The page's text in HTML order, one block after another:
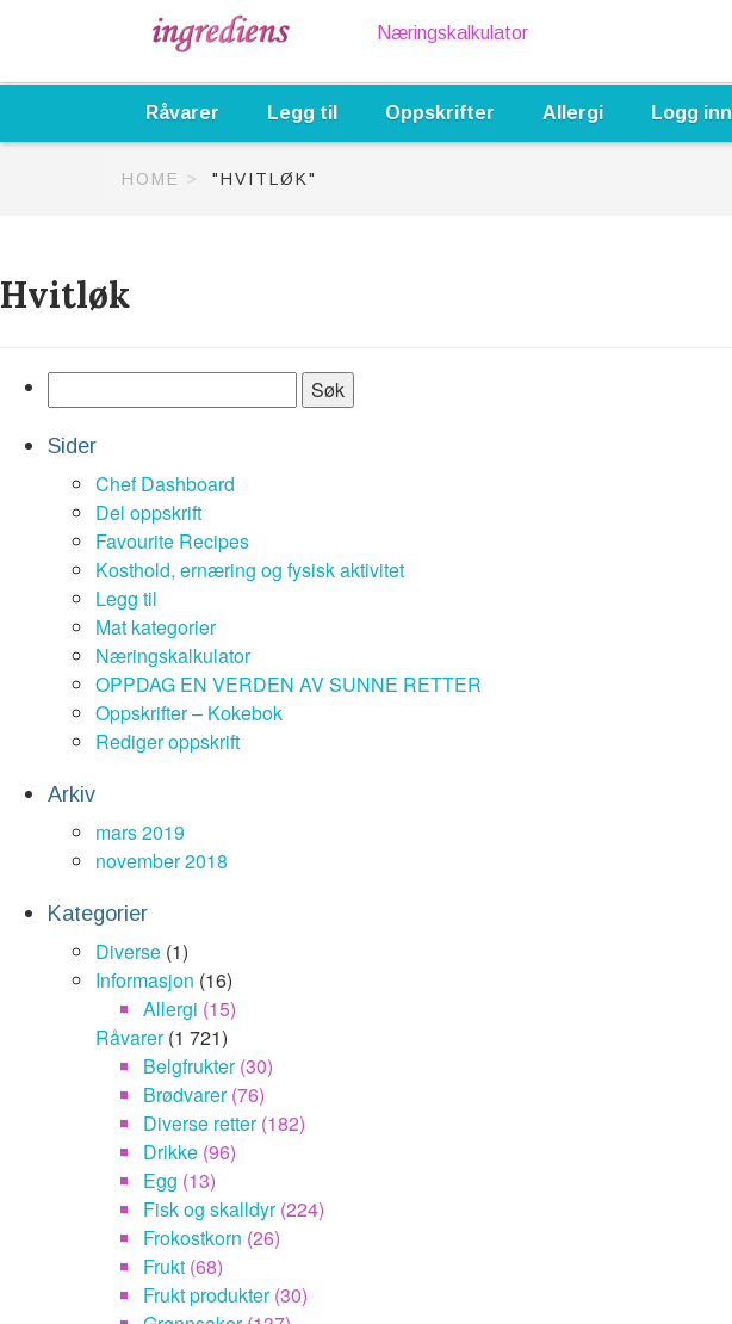
Næringskalkulator
Råvarer Legg til Oppskrifter Allergi Logg inn
HOME "HVITLØK"
Hvitløk
Sider
Chef Dashboard
Del oppskrift
Favourite Recipes
Kosthold, ernæring og fysisk aktivitet
Legg til
Mat kategorier
Næringskalkulator
OPPDAG EN VERDEN AV SUNNE RETTER
Oppskrifter – Kokebok
Rediger oppskrift
Arkiv
mars 2019
november 2018
Kategorier
Diverse (1)
Informasjon (16)
Allergi (15)
Råvarer(1 721)
Belgfrukter(30)
Brødvarer(76)
Diverse retter(182)
Drikke (96)
Egg (13)
Fisk og skalldyr(224)
Frokostkorn (26)
Frukt (68)
Frukt produkter(30)